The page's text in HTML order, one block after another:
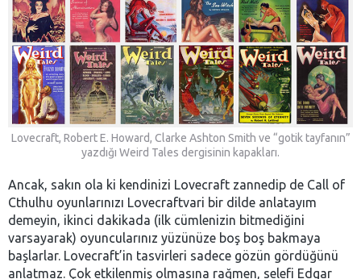
Lovecraft, Robert E. Howard, Clarke Ashton Smith ve “gotik tayfanın”
yazdığı Weird Tales dergisinin kapakları.
Ancak, sakın ola ki kendinizi Lovecraft zannedip de Call of
Cthulhu oyunlarınızı Lovecraftvari bir dilde anlatayım
demeyin, ikinci dakikada (ilk cümlenizin bitmediğini
varsayarak) oyuncularınız yüzünüze boş boş bakmaya
başlarlar. Lovecraft’in tasvirleri sadece gözün gördüğünü
anlatmaz. Çok etkilenmiş olmasına rağmen, selefi Edgar